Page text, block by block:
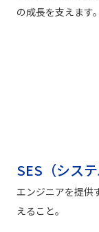
の成長を支えます。
SES（シス
エンジニアを提供
えること。